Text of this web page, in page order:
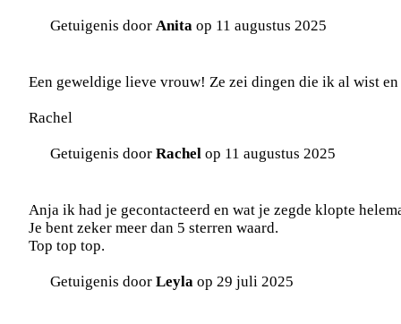
Getuigenis door Anita op 11 augustus 2025
Een geweldige lieve vrouw! Ze zei dingen die ik al wist
Rachel
Getuigenis door Rachel op 11 augustus 2025
Anja ik had je gecontacteerd en wat je zegde klopte
Je bent zeker meer dan 5 sterren waard.
Top top top.
Getuigenis door Leyla op 29 juli 2025